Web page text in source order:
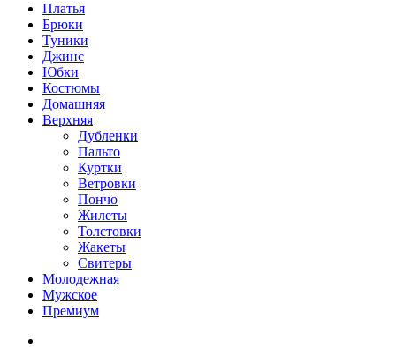
Платья
Брюки
Туники
Джинс
Юбки
Костюмы
Домашняя
Верхняя
Дубленки
Пальто
Куртки
Ветровки
Пончо
Жилеты
Толстовки
Жакеты
Свитеры
Молодежная
Мужское
Премиум